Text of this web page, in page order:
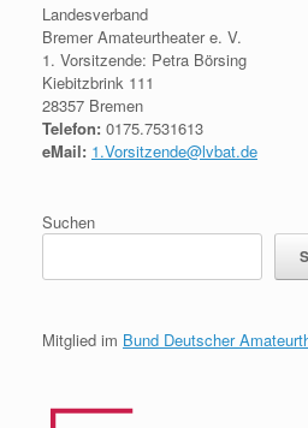
Landesverband
Bremer Amateurtheater e. V.
1. Vorsitzende: Petra Börsing
Kiebitzbrink 111
28357 Bremen
Telefon: 0175.7531613
eMail: 1.Vorsitzende@lvbat.de
Suchen
Mitglied im Bund Deutscher